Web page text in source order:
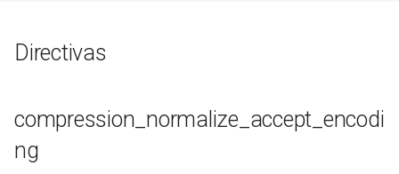
hyperscan
influx
Directivas
compression_normalize_accept_encodi
ng